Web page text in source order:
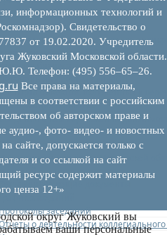
регламенты
по развитию МСП
Нормативные правовые акты по
субъектов МСП
для бизнеса
имущества для МСП
Паспорта объектов, включенных в
о льготах
о коммерческой
Сведения о проводимых торгах
Инвестиционная карта Московской
орган
Регламентирующие документы
График заседаний
заседаний
о деятельности
информационных технологий и
Свидетельство о
от 19.02.2020. Учредитель
Жуковский Московской области.
Телефон: (495) 556–65–26.
Все права на материалы,
в соответствии с российским
об авторском праве и
аудио-, фото- видео- и новостных
сайте, допускается только с
и со ссылкой на сайт
ресурс содержит материалы
ценза 12+»
округ Жуковский вы
ваши персональные